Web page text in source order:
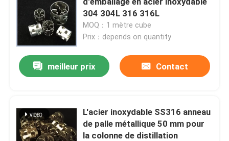
304 304L 316 316L
MOQ：1 mètre cube
Prix：depends on quantity
meilleur prix Contact
L'acier inoxydable SS316 anneau
de palle métallique 50 mm pour
la colonne de distillation